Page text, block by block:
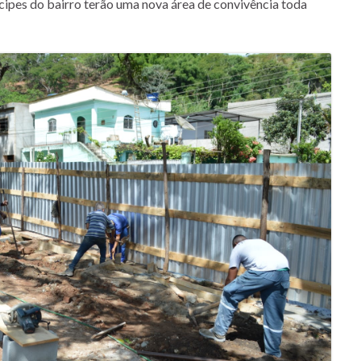
do bairro terão uma nova área de convivência toda